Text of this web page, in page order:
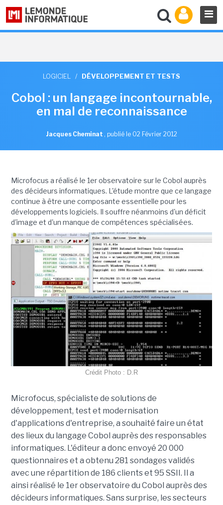
LOGICIEL / DÉVELOPPEMENT ET TESTS
Cobol : un langage incontournable,
en mal de reconnaissance
Jacques Cheminat , publié le 02 Février 2012
Microfocus a réalisé le 1er observatoire sur le Cobol auprès
des décideurs informatiques. L'étude montre que ce langage
continue à être une composante essentielle pour les
développements logiciels. Il souffre néanmoins d'un déficit
d'image et d'un manque de compétences spécialisées.
Crédit Photo : D.R
Microfocus, spécialiste de solutions de
développement, test et modernisation
d'applications d'entreprise, a souhaité faire un état
des lieux du langage Cobol auprès des responsables
informatiques. L'éditeur a donc envoyé 20 000
questionnaires et a obtenu 281 sondages validés
avec une répartition de 186 clients et 95 SSII. Il a
ainsi réalisé le 1er observatoire du Cobol auprès des
décideurs informatiques. Sans surprise, les secteurs